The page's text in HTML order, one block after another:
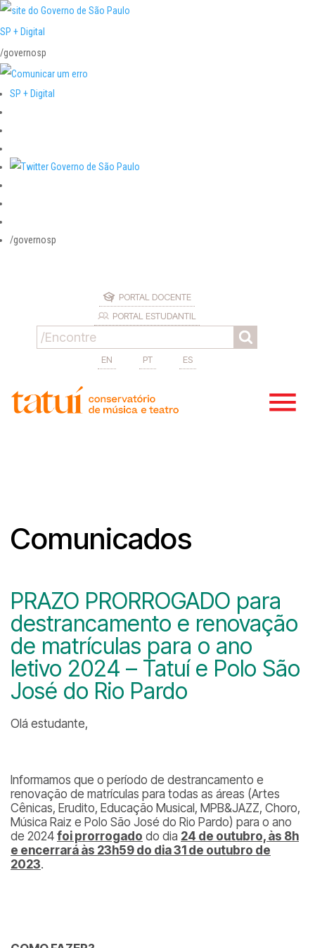
SP + Digital
/governosp
SP + Digital
/governosp
PORTAL DOCENTE
PORTAL ESTUDANTIL
EN PT ES
Comunicados
PRAZO PRORROGADO para
destrancamento e renovação
de matrículas para o ano
letivo 2024 – Tatuí e Polo São
José do Rio Pardo
Olá estudante,
Informamos que o período de destrancamento e
renovação de matrículas para todas as áreas (Artes
Cênicas, Erudito, Educação Musical, MPB&JAZZ, Choro,
Música Raiz e Polo São José do Rio Pardo) para o ano
de 2024 foi prorrogado do dia 24 de outubro, às 8h
e encerrará às 23h59 do dia 31 de outubro de
2023.